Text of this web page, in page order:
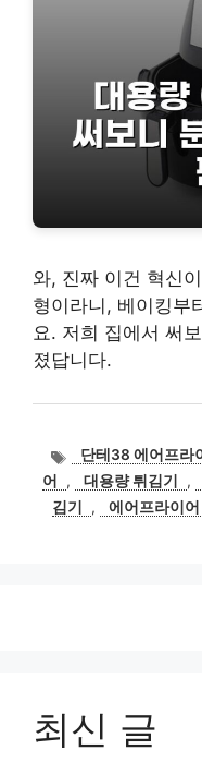
와, 진짜 이건 혁신
형이라니, 베이킹부
요. 저희 집에서 써
졌답니다.
태
그
단테38 에어프라
어
, 대용량 튀김기 ,
김기
, 에어프라이어
최신 글